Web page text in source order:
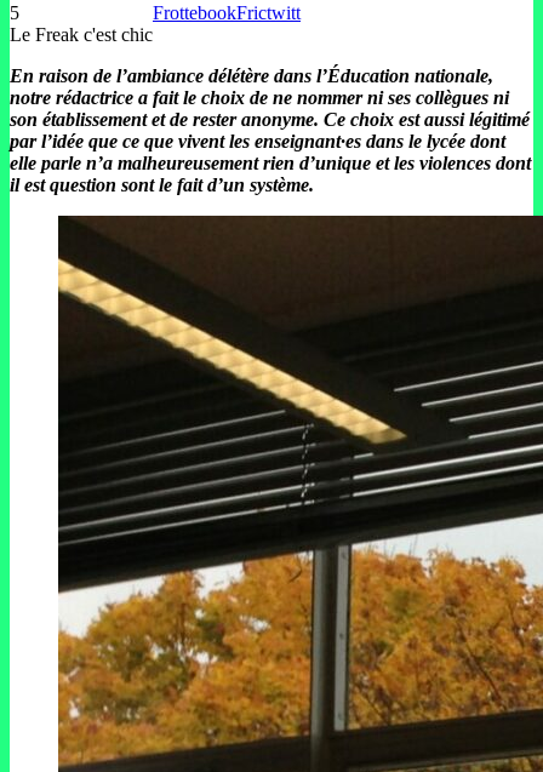
5
Le Freak c'est chic
FrottebookFrictwitt
En raison de l’ambiance délétère dans l’Éducation nationale,
notre rédactrice a fait le choix de ne nommer ni ses collègues ni
son établissement et de rester anonyme. Ce choix est aussi légitimé
par l’idée que ce que vivent les enseignant·es dans le lycée dont
elle parle n’a malheureusement rien d’unique et les violences dont
il est question sont le fait d’un système.